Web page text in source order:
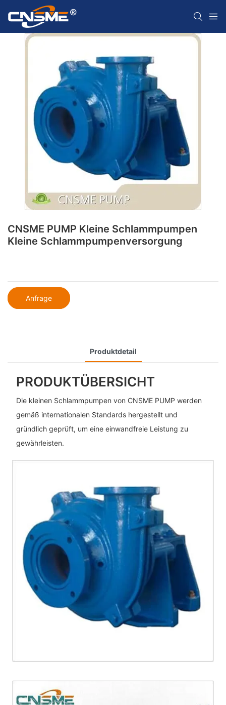
CNSME PUMP Kleine Schlammpumpen
Kleine Schlammpumpenversorgung
Anfrage
Produktdetail
PRODUKTÜBERSICHT
Die kleinen Schlammpumpen von CNSME PUMP werden
gemäß internationalen Standards hergestellt und
gründlich geprüft, um eine einwandfreie Leistung zu
gewährleisten.